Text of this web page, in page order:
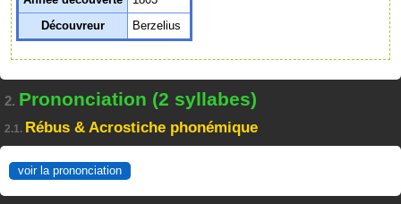
Découvreur
Berzelius
2. Prononciation (2 syllabes)
2.1. Rébus & Acrostiche phonémique
voir la prononciation